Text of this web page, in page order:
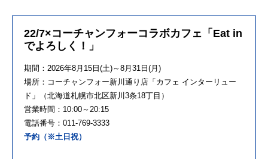
22/7×コーチャンフォーコラボカフェ「Eat in
でよろしく！」
期間： 2026年8 月 15 日 (土)～8 月 31 日 ( 月 )
場所：コーチャンフォー新川通り店「カフェ インターリュー
ド」（北海道札幌市北区新川 3条18丁目）
営業時間： 10:00～ 20:15
電話番号： 011-769-3333
予約（※土日祝）